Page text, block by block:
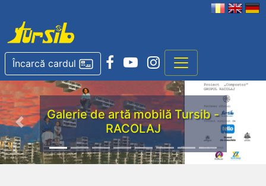
Încarcă cardul
Galerie de artă mobilă Tursib -
RACOLAJ
Previous